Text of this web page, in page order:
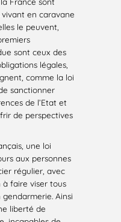
vivant en caravane
le peuvent,
sont ceux des
légales,
comme la loi
sanctionner
de l’Etat et
de perspectives
une loi
aux personnes
régulier, avec
à faire viser tous
Ainsi
liberté de